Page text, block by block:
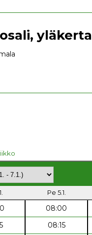
yläkerta
Pe 5.1.
08:00
08:15